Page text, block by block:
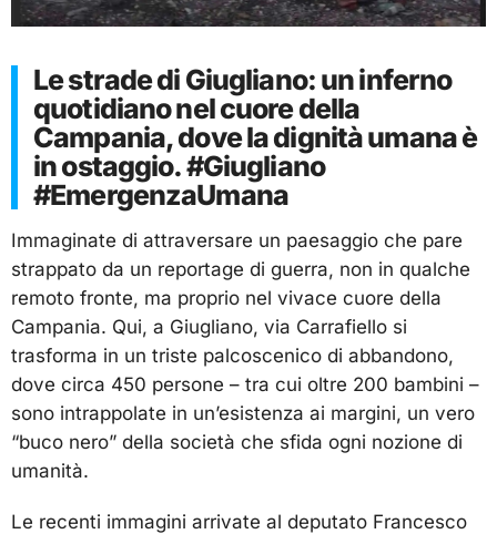
Le strade di Giugliano: un inferno
quotidiano nel cuore della
Campania, dove la dignità umana è
in ostaggio. #Giugliano
#EmergenzaUmana
Immaginate di attraversare un paesaggio che pare
strappato da un reportage di guerra, non in qualche
remoto fronte, ma proprio nel vivace cuore della
Campania. Qui, a Giugliano, via Carrafiello si
trasforma in un triste palcoscenico di abbandono,
dove circa 450 persone – tra cui oltre 200 bambini –
sono intrappolate in un’esistenza ai margini, un vero
“buco nero” della società che sfida ogni nozione di
umanità.
Le recenti immagini arrivate al deputato Francesco